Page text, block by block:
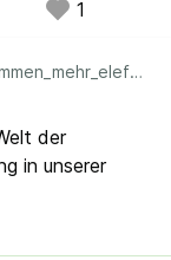
1
@zusammen_mehr_elefant
der
in unserer
ehrlich